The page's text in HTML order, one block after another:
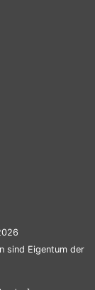
sind Eigentum der